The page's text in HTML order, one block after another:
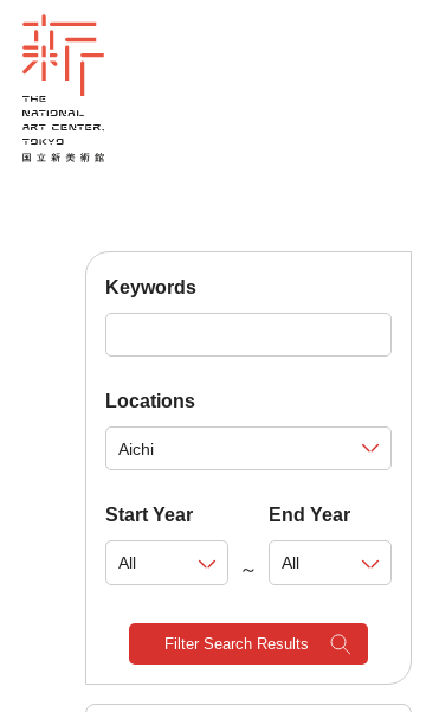
Keywords
Locations
Start Year
～
End Year
Filter Search Results